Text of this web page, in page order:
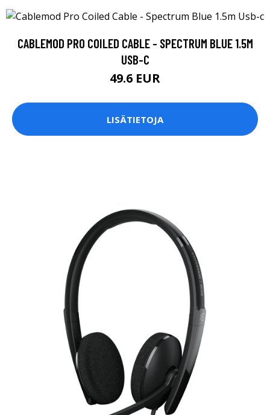
CABLEMOD PRO COILED CABLE - SPECTRUM BLUE 1.5M
USB-C
49.6 EUR
LISÄTIETOJA